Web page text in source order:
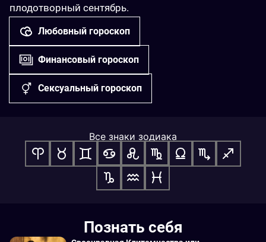
плодотворный сентябрь.
Любовный гороскоп
Финансовый гороскоп
Сексуальный гороскоп
Все знаки зодиака
Познать себя